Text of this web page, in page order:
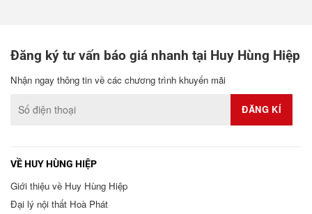
Đăng ký tư vấn báo giá nhanh tại Huy Hùng Hiệp
Nhận ngay thông tin về các chương trình khuyến mãi
VỀ HUY HÙNG HIỆP
Giới thiệu về Huy Hùng Hiệp
Đại lý nội thất Hoà Phát